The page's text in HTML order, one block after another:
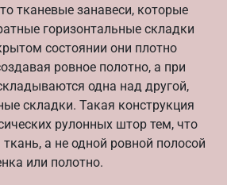
тканевые занавеси, которые
горизонтальные складки
состоянии они плотно
ровное полотно, а при
одна над другой,
складки. Такая конструкция
рулонных штор тем, что
ткань, а не одной ровной полосой
или полотно.